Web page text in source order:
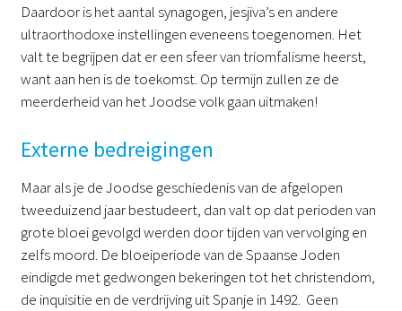
Daardoor is het aantal synagogen, jesjiva’s en andere
ultraorthodoxe instellingen eveneens toegenomen. Het
valt te begrijpen dat er een sfeer van triomfalisme heerst,
want aan hen is de toekomst. Op termijn zullen ze de
meerderheid van het Joodse volk gaan uitmaken!
Externe bedreigingen
Maar als je de Joodse geschiedenis van de afgelopen
tweeduizend jaar bestudeert, dan valt op dat perioden van
grote bloei gevolgd werden door tijden van vervolging en
zelfs moord. De bloeiperiode van de Spaanse Joden
eindigde met gedwongen bekeringen tot het christendom,
de inquisitie en de verdrijving uit Spanje in 1492. Geen